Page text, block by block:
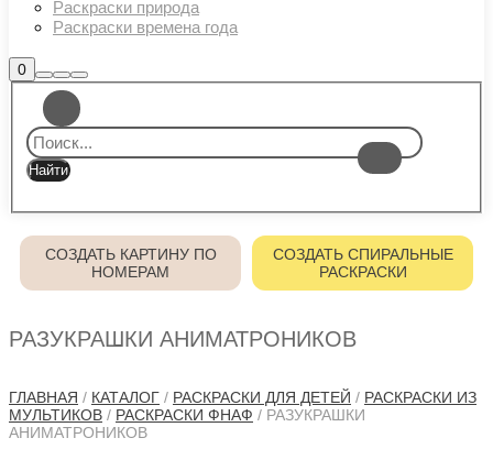
Раскраски природа
Раскраски времена года
0Боковая
панель
магазина
Найти
Больше
информации
Главное
меню
СОЗДАТЬ КАРТИНУ ПО
НОМЕРАМ
СОЗДАТЬ СПИРАЛЬНЫЕ
РАСКРАСКИ
РАЗУКРАШКИ АНИМАТРОНИКОВ
ГЛАВНАЯ / КАТАЛОГ / РАСКРАСКИ ДЛЯ ДЕТЕЙ / РАСКРАСКИ ИЗ
МУЛЬТИКОВ / РАСКРАСКИ ФНАФ / РАЗУКРАШКИ
АНИМАТРОНИКОВ